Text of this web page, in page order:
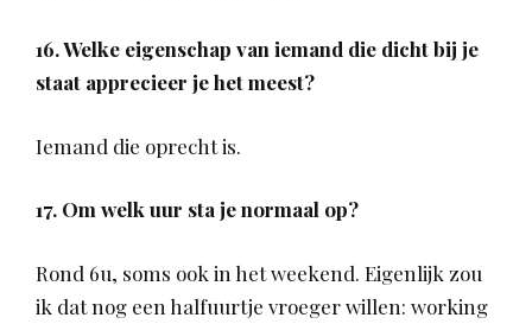
16. Welke eigenschap van iemand die dicht bij je
staat apprecieer je het meest?
Iemand die oprecht is.
17. Om welk uur sta je normaal op?
Rond 6u, soms ook in het weekend. Eigenlijk zou
ik dat nog een halfuurtje vroeger willen: working